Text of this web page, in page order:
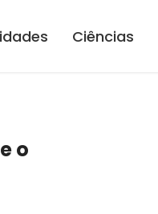
Ciências
o